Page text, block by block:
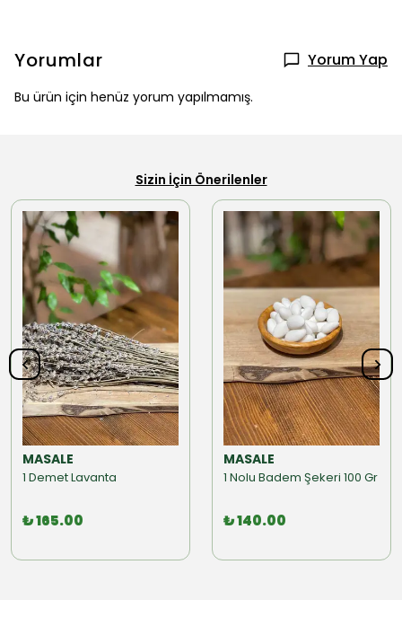
Yorumlar Yorum Yap
Bu ürün için henüz yorum yapılmamış.
Sizin İçin Önerilenler
MASALE
1 Demet Lavanta
₺ 165.00
MASALE
1 Nolu Badem Şekeri 100 Gr
₺ 140.00